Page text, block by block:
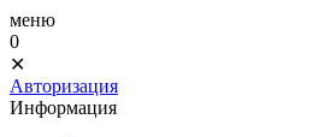
меню
0
✕
Авторизация
Информация